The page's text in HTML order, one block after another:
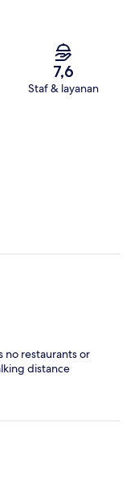
7,6
Staf & layanan
no restaurants or
distance